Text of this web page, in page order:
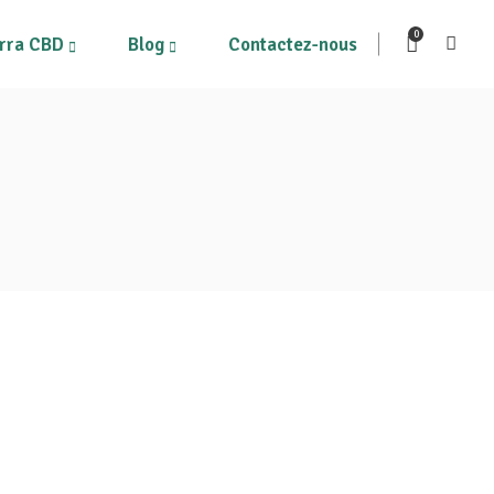
CBD Blog Contactez-nous 0